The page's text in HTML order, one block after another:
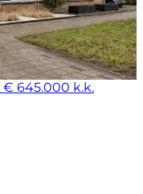
€ 645.000 k.k.